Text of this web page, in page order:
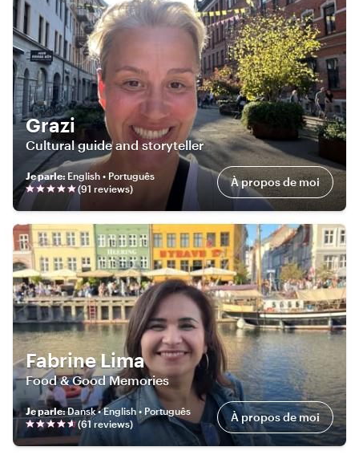
Grazi
Cultural guide and storyteller
Je parle: English • Português
(91 reviews) À propos de moi
Fabrine Lima
Food & Good Memories
Je parle:Dansk • English • Português
(61 reviews) À propos de moi